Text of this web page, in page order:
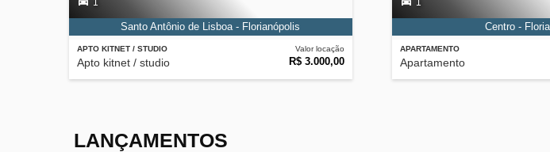
APTO KITNET / STUDIO
Apto kitnet / studio
Valor locação
R$ 3.000,00
1
Santo Antônio de Lisboa - Florianópolis
APARTAMENTO
Apartamento
1
Centro -
LANÇAMENTOS